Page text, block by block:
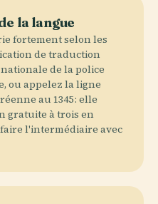
la langue
fortement selon les
de traduction
de la police
ou appelez la ligne
au 1345 : elle
gratuite à trois en
l'intermédiaire avec